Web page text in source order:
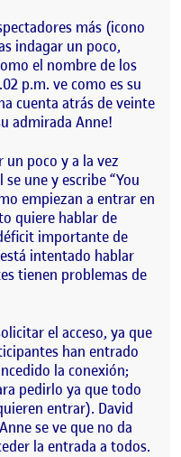
más (icono
indagar un poco,
el nombre de los
p.m. ve como es su
cuenta atrás de veinte
admirada Anne!
un poco y a la vez
une y escribe “You
empiezan a entrar en
quiere hablar de
importante de
intentado hablar
tienen problemas de
el acceso, ya que
han entrado
la conexión;
pedirlo ya que todo
entrar). David
se ve que no da
la entrada a todos.